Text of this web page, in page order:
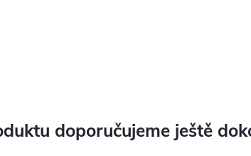
doporučujeme ještě